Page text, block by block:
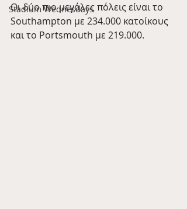
Stadium Wednesdays
Οι δύο πιο μεγάλες πόλεις είναι το
Southampton με 234.000 κατοίκους
και το Portsmouth με 219.000.